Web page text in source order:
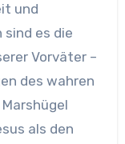
und
sind es die
Vorväter –
des wahren
als den